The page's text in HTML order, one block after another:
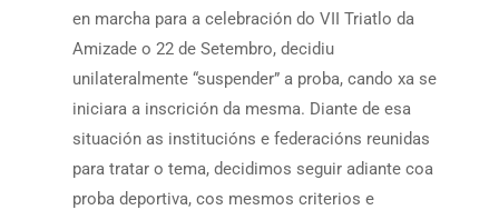
en marcha para a celebración do VII Triatlo da
Amizade o 22 de Setembro, decidiu
unilateralmente “suspender” a proba, cando xa se
iniciara a inscrición da mesma. Diante de esa
situación as institucións e federacións reunidas
para tratar o tema, decidimos seguir adiante coa
proba deportiva, cos mesmos criterios e